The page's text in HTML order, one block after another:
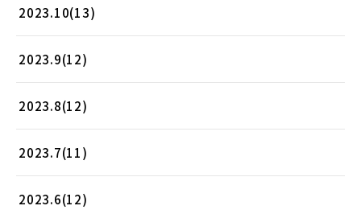
2023.10(13)
2023.9(12)
2023.8(12)
2023.7(11)
2023.6(12)